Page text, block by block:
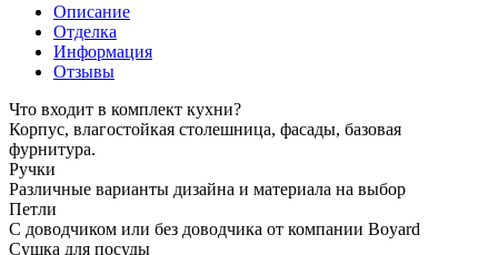
Описание
Отделка
Информация
Отзывы
Что входит в комплект кухни?
Корпус, влагостойкая столешница, фасады, базовая
фурнитура.
Ручки
Различные варианты дизайна и материала на выбор
Петли
С доводчиком или без доводчика от компании Boyard
Сушка для посуды